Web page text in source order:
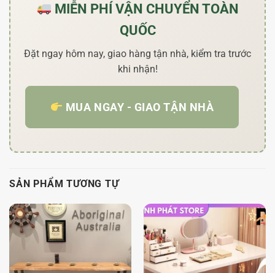
MIỄN PHÍ VẬN CHUYỂN TOÀN
QUỐC
Đặt ngay hôm nay, giao hàng tận nhà, kiểm tra trước
khi nhận!
MUA NGAY - GIAO TẬN NHÀ
SẢN PHẨM TƯƠNG TỰ